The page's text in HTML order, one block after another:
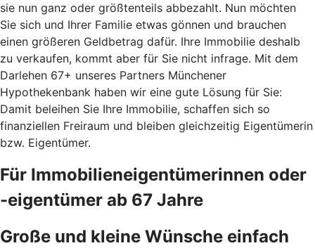
sie nun ganz oder größtenteils abbezahlt. Nun möchten
Sie sich und Ihrer Familie etwas gönnen und brauchen
einen größeren Geldbetrag dafür. Ihre Immobilie deshalb
zu verkaufen, kommt aber für Sie nicht infrage. Mit dem
Darlehen 67+ unseres Partners Münchener
Hypothekenbank haben wir eine gute Lösung für Sie:
Damit beleihen Sie Ihre Immobilie, schaffen sich so
finanziellen Freiraum und bleiben gleichzeitig Eigentümerin
bzw. Eigentümer.
Für Immobilieneigentümerinnen oder
-eigentümer ab 67 Jahre
Große und kleine Wünsche einfach